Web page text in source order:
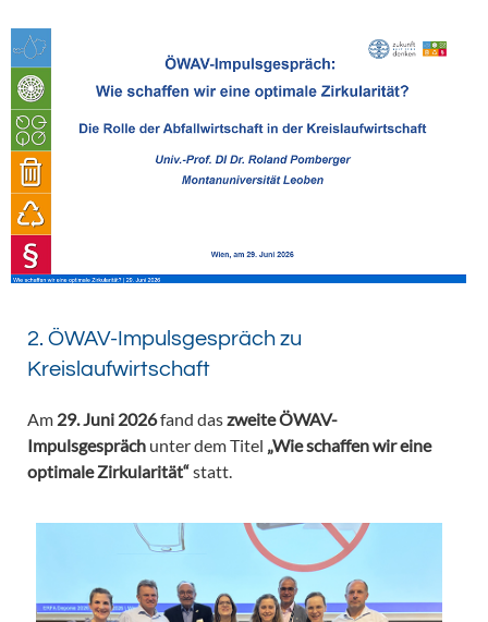
2. ÖWAV-Impulsgespräch zu
Kreislaufwirtschaft
Am 29. Juni 2026fand daszweite ÖWAV-
Impulsgespräch unter dem Titel „Wie schaffen wir eine
optimale Zirkularität“statt.